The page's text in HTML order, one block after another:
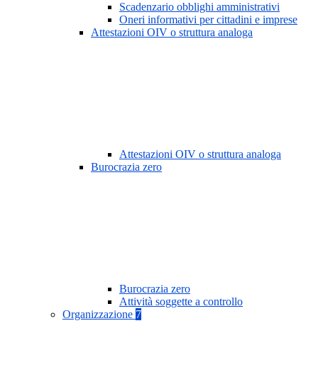
Scadenzario obblighi amministrativi
Oneri informativi per cittadini e imprese
Attestazioni OIV o struttura analoga
Attestazioni OIV o struttura analoga
Burocrazia zero
Burocrazia zero
Attività soggette a controllo
Organizzazione 7